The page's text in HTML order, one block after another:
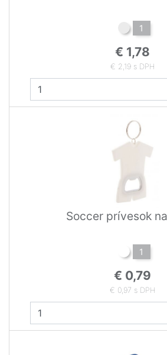
1
€ 1,78
€ 2,19 s DPH
Soccer prívesok
1
€ 0,79
€ 0,97 s DPH